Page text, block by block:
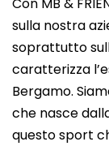
Con MB &
sulla nostra
soprattutto
caratterizza
Bergamo.
che nasce
questo sport